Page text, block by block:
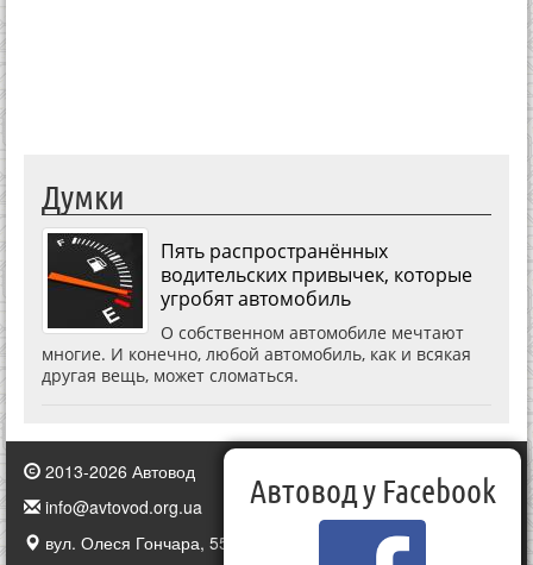
Думки
Пять распространённых
водительских привычек, которые
угробят автомобиль
О собственном автомобиле мечтают
многие. И конечно, любой автомобиль, как и всякая
другая вещь, может сломаться.
2013-2026 Автовод
info@avtovod.org.ua
вул. Олеся Гончара, 55, Київ, Україна
Автовод у Facebook